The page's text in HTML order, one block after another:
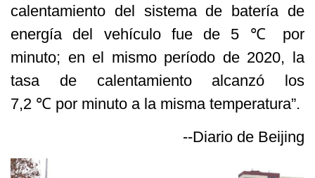
calentamiento del sistema de batería de
energía del vehículo fue de 5 ℃ por
minuto; en el mismo período de 2020, la
tasa de calentamiento alcanzó los
7,2 ℃ por minuto a la misma temperatura”.
--Diario de Beijing